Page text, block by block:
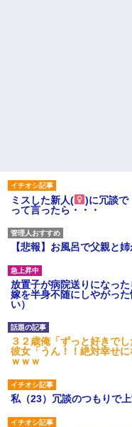
ミスした新人(
)に冗談で
って言ったら・・・
【悲報】お風呂で父親と
放置子が病院送りになっ
嫁を半身不随にしやがっ
い）
３２歳俺「ずっと好きで
彼女「うん！！絶対幸せ
ｗｗｗ
私（23）冗談のつもりで